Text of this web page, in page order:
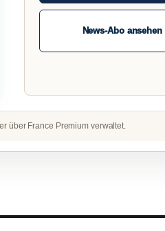
News-Abo ansehen
über France Premium verwaltet.